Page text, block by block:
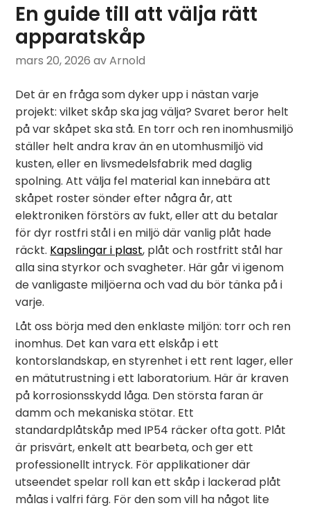
En guide till att välja rätt
apparatskåp
mars 20, 2026 av Arnold
Det är en fråga som dyker upp i nästan varje
projekt: vilket skåp ska jag välja? Svaret beror helt
på var skåpet ska stå. En torr och ren inomhusmiljö
ställer helt andra krav än en utomhusmiljö vid
kusten, eller en livsmedelsfabrik med daglig
spolning. Att välja fel material kan innebära att
skåpet roster sönder efter några år, att
elektroniken förstörs av fukt, eller att du betalar
för dyr rostfri stål i en miljö där vanlig plåt hade
räckt. Kapslingar i plast, plåt och rostfritt stål har
alla sina styrkor och svagheter. Här går vi igenom
de vanligaste miljöerna och vad du bör tänka på i
varje.
Låt oss börja med den enklaste miljön: torr och ren
inomhus. Det kan vara ett elskåp i ett
kontorslandskap, en styrenhet i ett rent lager, eller
en mätutrustning i ett laboratorium. Här är kraven
på korrosionsskydd låga. Den största faran är
damm och mekaniska stötar. Ett
standardplåtskåp med IP54 räcker ofta gott. Plåt
är prisvärt, enkelt att bearbeta, och ger ett
professionellt intryck. För applikationer där
utseendet spelar roll kan ett skåp i lackerad plåt
målas i valfri färg. För den som vill ha något lite